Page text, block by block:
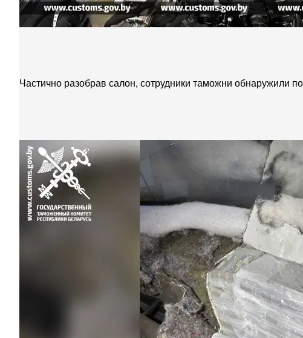
Частично разобрав салон, сотрудники таможни обнаружили